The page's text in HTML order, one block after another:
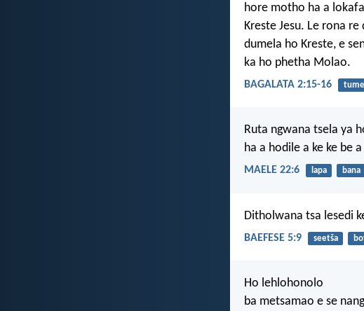
hore motho ha a
Kreste Jesu. Le rona
dumela ho Kreste, e
ka ho phetha Molao.
BAGALATA 2:15-16
Ruta ngwana tsela ya
ha a hodile a ke ke be
MAELE 22:6 lapa bana
Ditholwana tsa lesedi
BAEFESE 5:9 seetša
Ho lehlohonolo
ba metsamao e se